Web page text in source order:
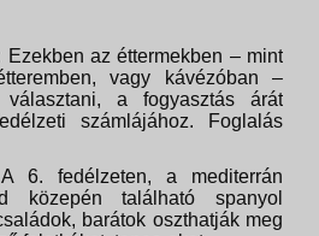
Ezekben az éttermekben – mint
vagy kávézóban –
a fogyasztás árát
számlájához. Foglalás
A 6. fedélzeten, a mediterrán
közepén található spanyol
barátok oszthatják meg